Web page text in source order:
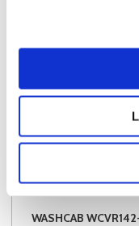
YRA SANDĖLYJE
WASHCAB